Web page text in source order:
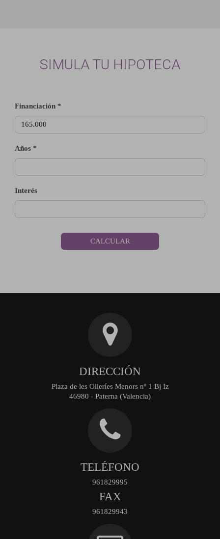
SIMULA TU HIPOTECA
Financiación *
Años *
Interés
CALCULAR
DIRECCIÓN
Plaza de les Olleríes Menors nº 1 Bj Iz
46980 - Paterna (Valencia)
TELÉFONO
961829995
FAX
961829943